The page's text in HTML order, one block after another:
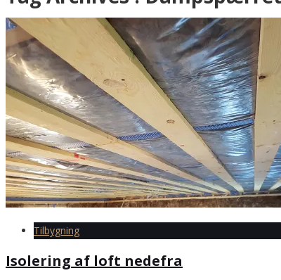
Tilbygning
Isolering af loft nedefra